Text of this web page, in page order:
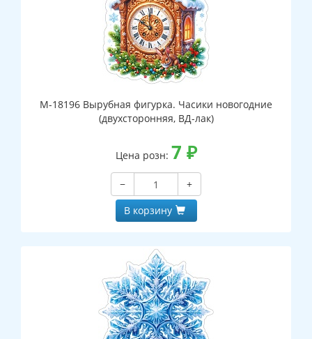
М-18196 Вырубная фигурка. Часики новогодние
(двухсторонняя, ВД-лак)
Цена розн: 7 ₽
−
+
В корзину